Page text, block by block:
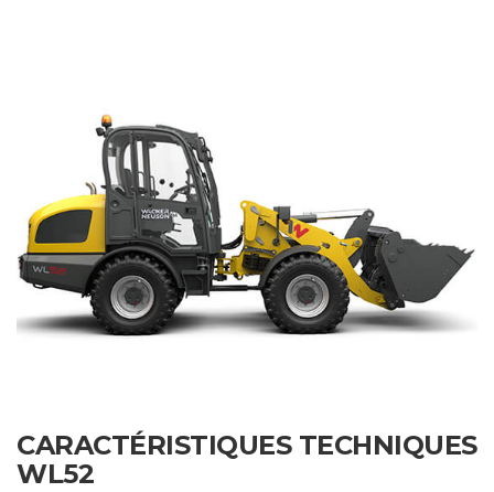
CARACTÉRISTIQUES TECHNIQUES
WL52